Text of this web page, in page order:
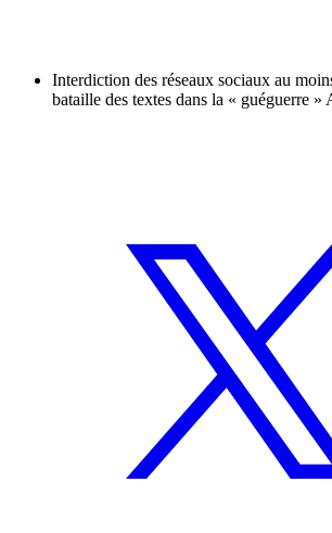
Interdiction des réseaux sociaux au
bataille des textes dans la « guéguerre »